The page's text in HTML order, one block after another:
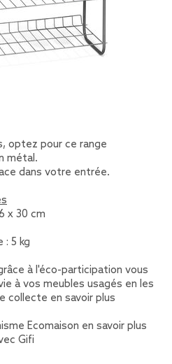
optez pour ce range
métal.
dans votre entrée.
x 30 cm
: 5 kg
à l'éco-participation vous
à vos meubles usagés en les
collecte en savoir plus
Ecomaison en savoir plus
Gifi